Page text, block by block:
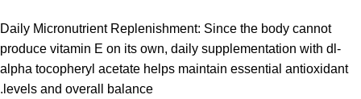
Daily Micronutrient Replenishment: Since the body cannot
produce vitamin E on its own, daily supplementation with dl-
alpha tocopheryl acetate helps maintain essential antioxidant
levels and overall balance.